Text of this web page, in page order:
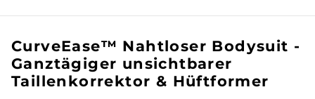
CurveEase™ Nahtloser Bodysuit -
Ganztägiger unsichtbarer
Taillenkorrektor & Hüftformer